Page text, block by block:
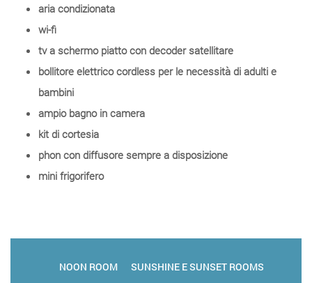
aria condizionata
wi-fi
tv a schermo piatto con decoder satellitare
bollitore elettrico cordless per le necessità di adulti e
bambini
ampio bagno in camera
kit di cortesia
phon con diffusore sempre a disposizione
mini frigorifero
NOON ROOM
SUNSHINE E SUNSET ROOMS